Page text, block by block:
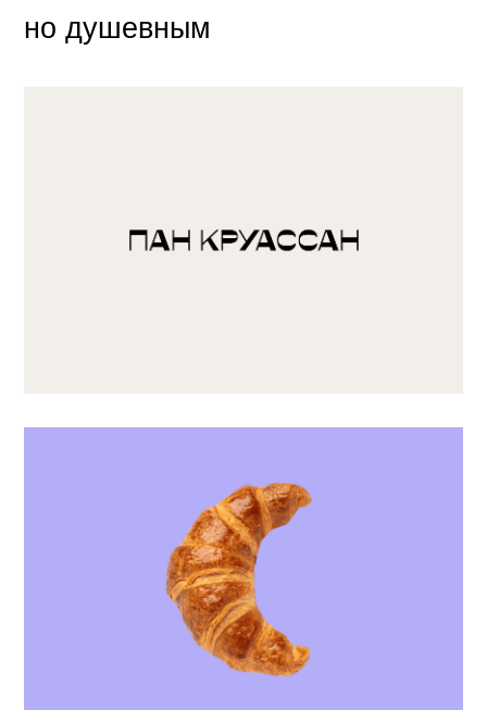
но душевным